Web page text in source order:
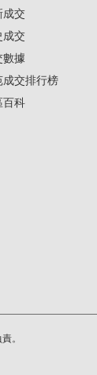
成交
成交
數據
成交排行榜
百科
。